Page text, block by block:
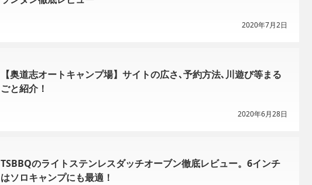
2020年7月2日
【奥道志オートキャンプ場】サイトの広さ､予約方法､川遊び等まる
ごと紹介！
2020年6月28日
TSBBQのライトステンレスダッチオーブン徹底レビュー。6インチ
はソロキャンプにも最適！